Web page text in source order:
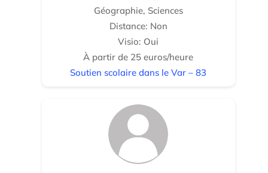
Géographie, Sciences
Distance: Non
Visio: Oui
À partir de 25 euros/heure
Soutien scolaire dans le Var – 83